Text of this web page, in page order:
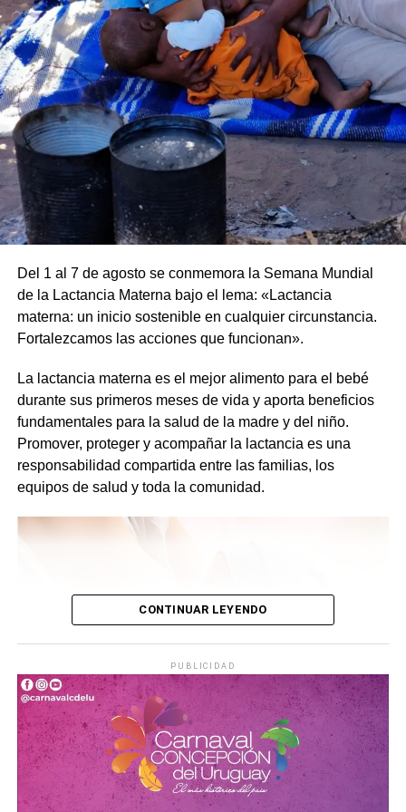
Todas las actividades gratuitas y abiertas a toda la
comunidad. Algunas actividades requieren inscripción por
cupo, información que será dada en la semana de los
encuentros.
Lugares (revisar según corresponda a cada actividad):
•Auditorio Illia
•Museo de la Ciudad
•Auditorio Scelzi
•Salida desde la Logia Masonica
Por más información mantené al tanto las redes de las
Jornadas de Filosofía del Río Uruguay
Linkhttps://www.instagram.com/filosofiadelriouruguay/
Comparte esto:
X Facebook WhatsApp Imprimir
Comparte esto:
X Facebook WhatsApp
Del 1 al 7 de agosto se conmemora la Semana Mundial
de la Lactancia Materna bajo el lema: «Lactancia
materna: un inicio sostenible en cualquier circunstancia.
Fortalezcamos las acciones que funcionan».
La lactancia materna es el mejor alimento para el bebé
durante sus primeros meses de vida y aporta beneficios
fundamentales para la salud de la madre y del niño.
Promover, proteger y acompañar la lactancia es una
responsabilidad compartida entre las familias, los
equipos de salud y toda la comunidad.
No hay duda de quelos seis primeros meses de la vida
CONTINUAR LEYENDO
PUBLICIDAD